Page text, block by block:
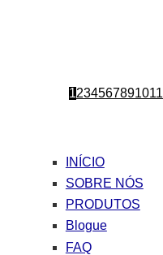
1234567891011
INÍCIO
SOBRE NÓS
PRODUTOS
Blogue
FAQ